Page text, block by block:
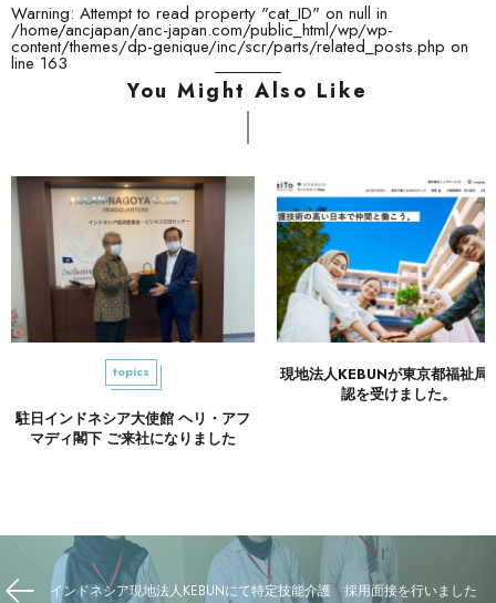
Warning: Attempt to read property "cat_ID" on null in
/home/ancjapan/anc-japan.com/public_html/wp/wp-
content/themes/dp-genique/inc/scr/parts/related_posts.php on
line 163
You Might Also Like
topics
駐日インドネシア大使館 ヘリ・アフ
マディ閣下 ご来社になりました
現地法人KEBUNが東京都福祉局
認を受けました。
インドネシア現地法人KEBUNにて特定技能介護 採用面接を行いました